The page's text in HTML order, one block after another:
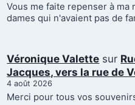
Vous me faite repenser à
dames qui n'avaient pas de
Véronique Valette sur
Jacques, vers la rue de
4 août 2026
Merci pour tous vos